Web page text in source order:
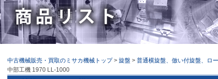
中古機械販売・買取のミサカ機械トップ > 旋盤 > 普通横旋盤、倣い付旋盤、ロ
中部工機 1970 LL-1000